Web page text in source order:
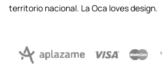
territorio nacional. La Oca loves design.